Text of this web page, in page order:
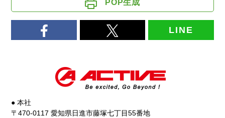
POP生成
LINE
● 本社
〒470-0117 愛知県日進市藤塚七丁目55番地